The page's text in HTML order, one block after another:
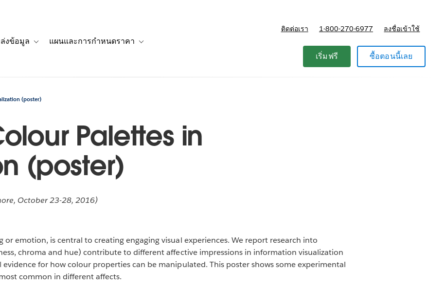
เรื่องราวของลูกค้า
navigation for โซลูชัน
งข้อมูล แผนและการกำหนดราคา
ติดต่อเรา 1-800-270-6977 ลงชื่อเข้าใช้
เริ่มฟรี ซื้อตอนนี้เลย
(poster)
Palettes in
(poster)
October 23-28, 2016)
emotion, is central to creating engaging visual experiences. We report research into
chroma and hue) contribute to different affective impressions in information visualization
for how colour properties can be manipulated. This poster shows some experimental
common in different affects.